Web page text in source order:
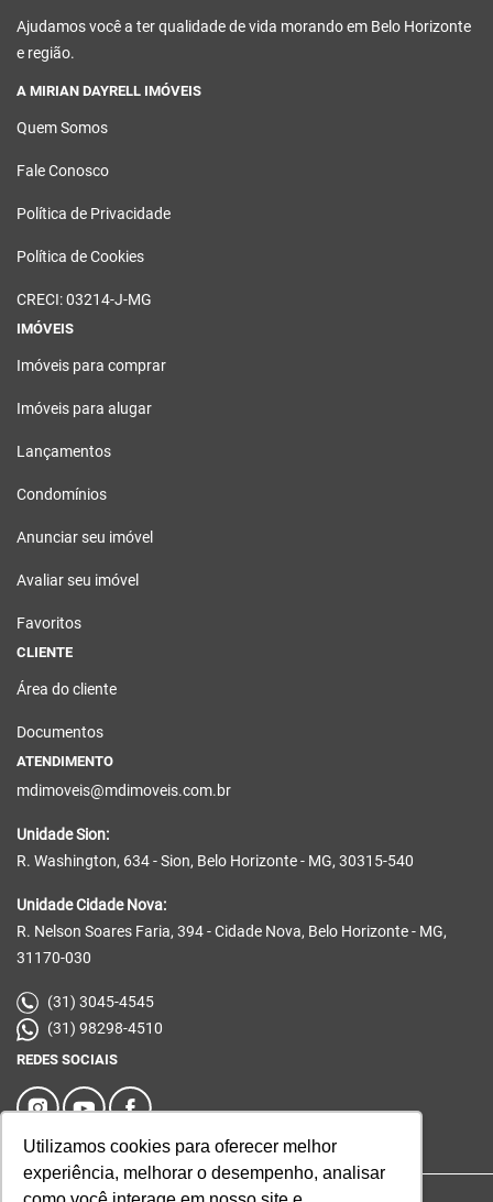
Utilizamos cookies para oferecer melhor
experiência, melhorar o desempenho, analisar
Ajudamos você a ter qualidade de vida morando em Belo Horizonte
e região.
A MIRIAN DAYRELL IMÓVEIS
Quem Somos
Fale Conosco
Política de Privacidade
Política de Cookies
CRECI: 03214-J-MG
IMÓVEIS
Imóveis para comprar
Imóveis para alugar
Lançamentos
Condomínios
Anunciar seu imóvel
Avaliar seu imóvel
Favoritos
CLIENTE
Área do cliente
Documentos
ATENDIMENTO
mdimoveis@mdimoveis.com.br
Unidade Sion:
R. Washington, 634 - Sion, Belo Horizonte - MG, 30315-540
Unidade Cidade Nova:
R. Nelson Soares Faria, 394 - Cidade Nova, Belo Horizonte - MG,
31170-030
(31) 3045-4545
(31) 98298-4510
REDES SOCIAIS